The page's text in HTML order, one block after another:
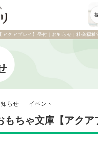
アクアプレイ】受付｜お知らせ | 社会福祉
知らせ イベント
もちゃ文庫【アクア